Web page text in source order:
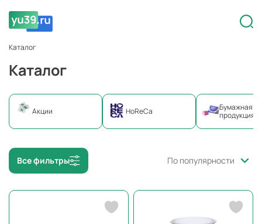
Каталог
Каталог
Акции HoReCa
Бумажная
продукция
Все фильтры По популярности